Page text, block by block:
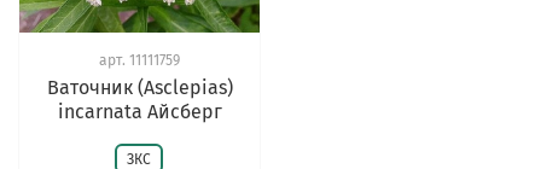
арт. 11111759
Ваточник (Asclepias)
incarnata Айсберг
ЗКС